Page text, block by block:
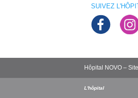
SUIVEZ
Hôpital NOVO –
L'hôpital